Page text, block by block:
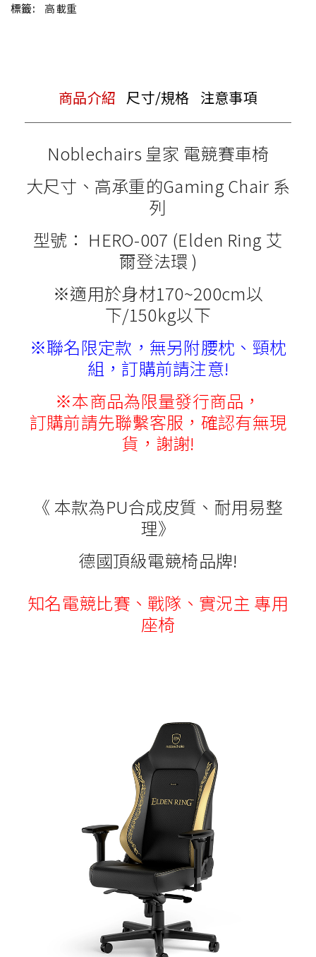
標籤: 高載重
商品介紹 尺寸/規格 注意事項
Noblechairs 皇家 電競賽車椅
大尺寸、高承重的Gaming Chair 系
列
型號： HERO-007 (Elden Ring 艾
爾登法環 )
※適用於身材170~200cm以
下/150kg以下
※聯名限定款，無另附腰枕、頸枕
組，訂購前請注意!
※本商品為限量發行商品，
訂購前請先聯繫客服，確認有無現
貨，謝謝!
《 本款為PU合成皮質、耐用易整
理》
德國頂級電競椅品牌!
知名電競比賽、戰隊、實況主 專用
座椅